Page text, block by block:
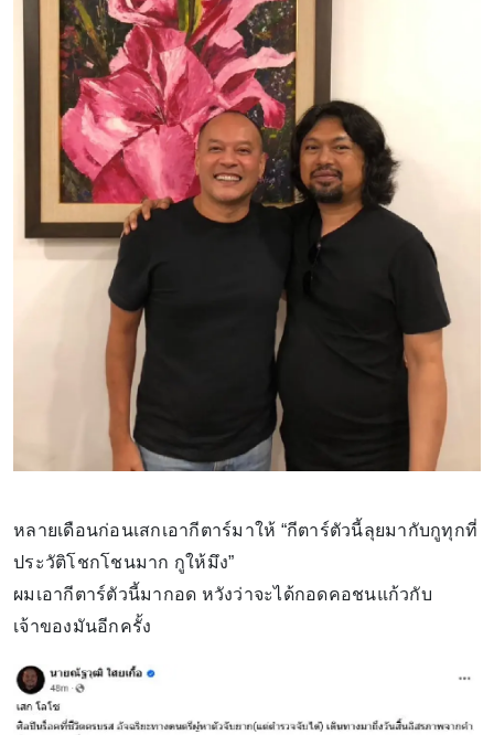
หลายเดือนก่อนเสกเอากีตาร์มาให้ “กีตาร์ตัวนี้ลุยมากับกูทุกที่
ประวัติโชกโชนมาก กูให้มึง”
ผมเอากีตาร์ตัวนี้มากอด หวังว่าจะได้กอดคอชนแก้วกับ
เจ้าของมันอีกครั้ง